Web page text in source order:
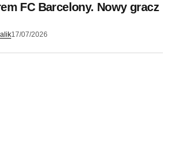
FC Barcelony. Nowy gracz
17/07/2026